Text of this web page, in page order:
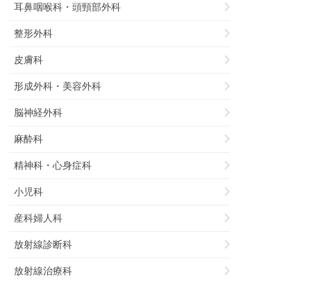
耳鼻咽喉科・頭頸部外科
整形外科
皮膚科
形成外科・美容外科
脳神経外科
麻酔科
精神科・心身症科
小児科
産科婦人科
放射線診断科
放射線治療科